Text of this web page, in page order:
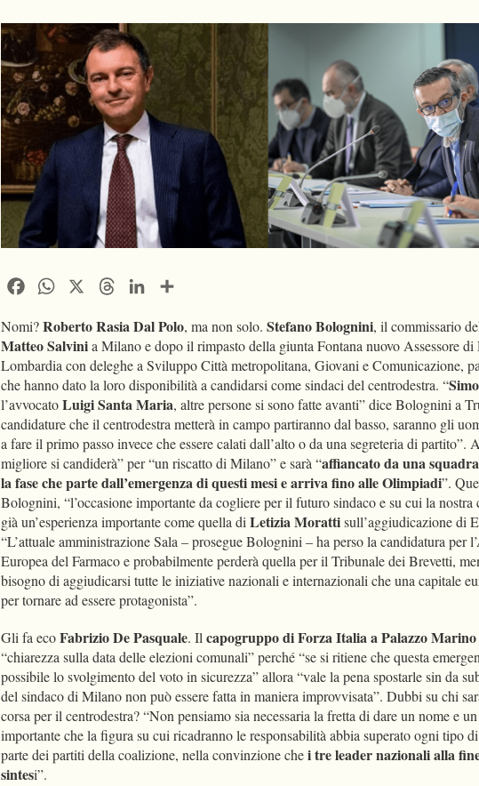
FacebookWhatsApp ThreadsLinkedIn
Nomi?Roberto Rasia Dal Polo, ma non solo. Stefano Bolognini, il commissario
Matteo Salvinia Milano e dopo il rimpasto della giunta Fontana nuovo Assessore di
Lombardia con deleghe a Sviluppo Città metropolitana, Giovani e Comunicazione,
che hanno dato la loro disponibilità a candidarsi come sindaci del centrodestra. “
l’avvocatoLuigi Santa Maria, altre persone si sono fatte avanti” dice Bolognini a
candidature che il centrodestra metterà in campo partiranno dal basso, saranno gli
a fare il primo passo invece che essere calati dall’alto o da una segreteria di partito”.
migliore si candiderà” per “un riscatto di Milano” e sarà “affiancato da una
la fase che parte dall’emergenza di questi mesi e arriva fino alle Olimpiadi”.
Bolognini, “l’occasione importante da cogliere per il futuro sindaco e su cui la nostra
già un’esperienza importante come quella di Letizia Morattisull’aggiudicazione di
“L’attuale amministrazione Sala – prosegue Bolognini – ha perso la candidatura per
Europea del Farmaco e probabilmente perderà quella per il Tribunale dei Brevetti,
bisogno di aggiudicarsi tutte le iniziative nazionali e internazionali che una capitale
per tornare ad essere protagonista”.
Gli fa ecoFabrizio De Pasquale. Il capogruppo di Forza Italia a Palazzo Marino
“chiarezza sulla data delle elezioni comunali” perché “se si ritiene che questa
possibile lo svolgimento del voto in sicurezza” allora “vale la pena spostarle sin da
del sindaco di Milano non può essere fatta in maniera improvvisata”. Dubbi su chi
corsa per il centrodestra? “Non pensiamo sia necessaria la fretta di dare un nome e
importante che la figura su cui ricadranno le responsabilità abbia superato ogni tipo
parte dei partiti della coalizione, nella convinzione chei tre leader nazionali alla
sintesi”.